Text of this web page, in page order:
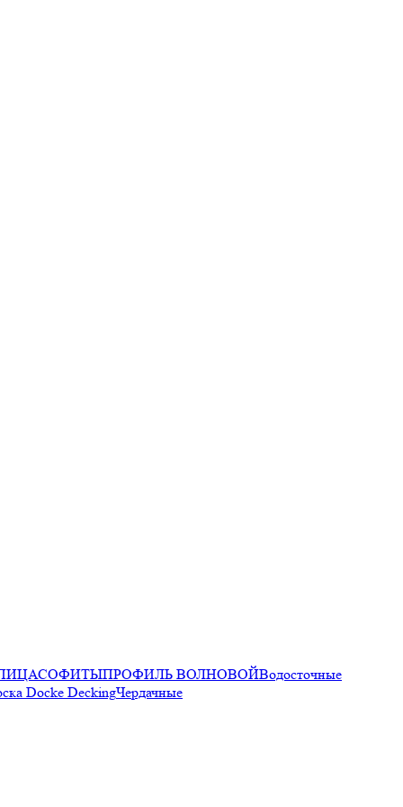
СОФИТЫПРОФИЛЬ ВОЛНОВОЙВодосточные
Docke DeckingЧердачные